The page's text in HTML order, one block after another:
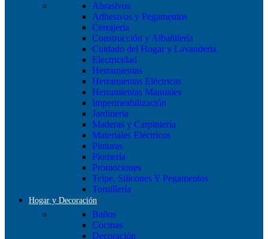
Abrasivos
Adhesivos y Pegamentos
Cerrajería
Construcción y Albañilería
Cuidado del Hogar y Lavanderia
Electricidad
Herramientas
Herramientas Eléctricas
Herramientas Manuales
Impermeabilización
Jardineria
Maderas y Carpintería
Materiales Eléctricos
Pinturas
Plomería
Promociones
Teipe, Silicones Y Pegamentos
Tornillería
Hogar y Decoración
Baños
Cocinas
Decoración